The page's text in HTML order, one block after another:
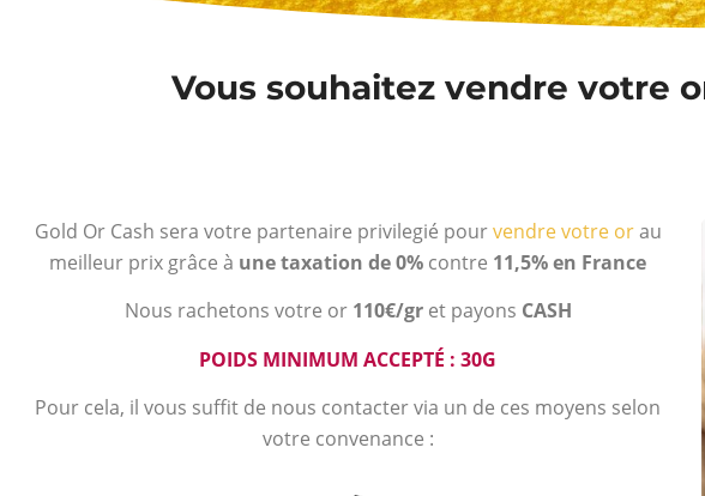
Vous souhaitez vendre votre
Gold Or Cash sera votre partenaire privilegié pourvendre votre orau
meilleur prix grâce à une taxation de 0% contre 11,5% en France
Nous rachetons votre or 110€/gr et payons CASH
POIDS MINIMUM ACCEPTÉ : 30G
Pour cela, il vous suffit de nous contacter via un de ces moyens selon
votre convenance :